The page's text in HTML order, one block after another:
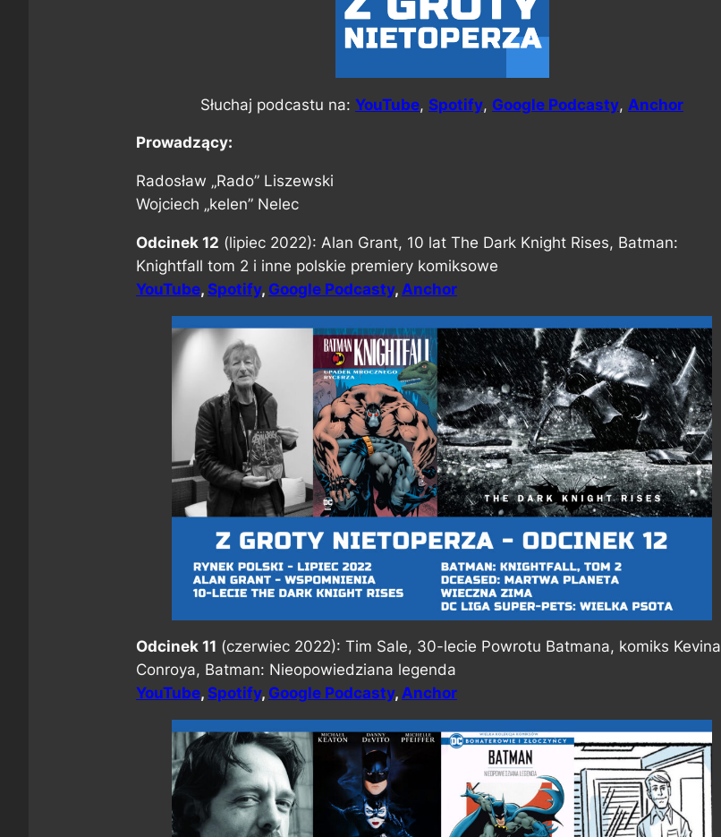
Słuchaj podcastu na: YouTube, Spotify, Google Podcasty, Anchor
Prowadzący:
Radosław „Rado” Liszewski
Wojciech „kelen” Nelec
Odcinek 12 (lipiec 2022): Alan Grant, 10 lat The Dark Knight Rises, Batman:
Knightfall tom 2 i inne polskie premiery komiksowe
YouTube, Spotify, Google Podcasty, Anchor
Odcinek 11 (czerwiec 2022): Tim Sale, 30-lecie Powrotu Batmana, komiks Kevina
Conroya, Batman: Nieopowiedziana legenda
YouTube, Spotify, Google Podcasty, Anchor